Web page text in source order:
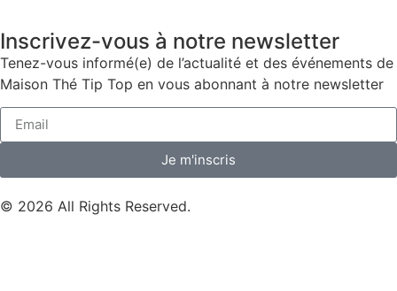
Inscrivez-vous à notre newsletter
Tenez-vous informé(e) de l’actualité et des événements de
Maison Thé Tip Top en vous abonnant à notre newsletter
Je m'inscris
© 2026 All Rights Reserved.